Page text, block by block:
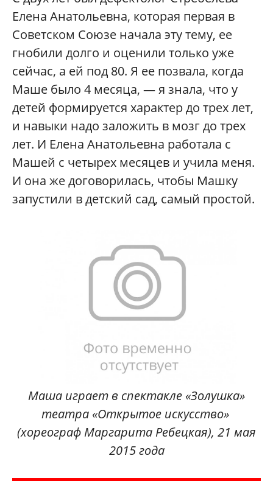
Елена Анатольевна, которая первая в
Советском Союзе начала эту тему, ее
гнобили долго и оценили только уже
сейчас, а ей под 80. Я ее позвала, когда
Маше было 4 месяца, — я знала, что у
детей формируется характер до трех лет,
и навыки надо заложить в мозг до трех
лет. И Елена Анатольевна работала с
Машей с четырех месяцев и учила меня.
И она же договорилась, чтобы Машку
запустили в детский сад, самый простой.
Маша играет в спектакле «Золушка»
театра «Открытое искусство»
(хореограф Маргарита Ребецкая), 21 мая
2015 года